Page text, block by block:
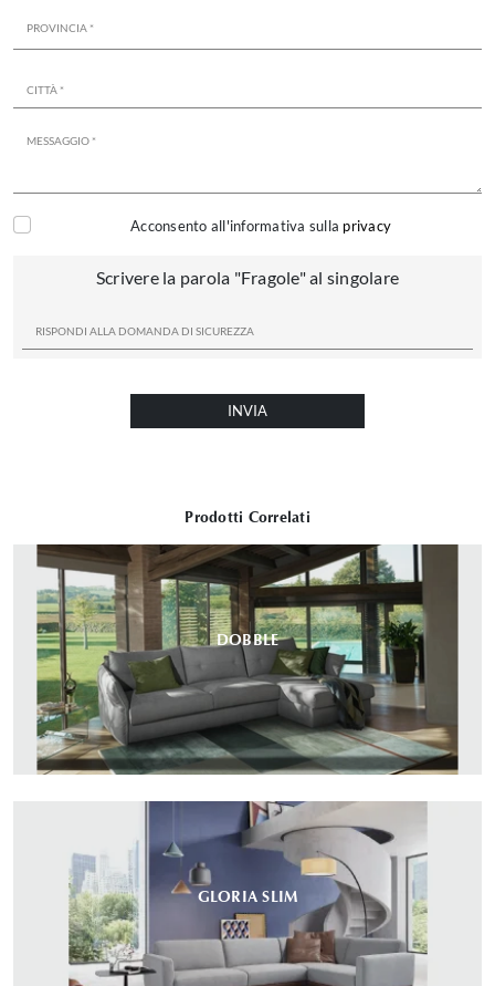
Prodotti Correlati
DOBBLE
GLORIA SLIM
Acconsento all'informativa sulla privacy
Scrivere la parola "Fragole" al singolare
INVIA